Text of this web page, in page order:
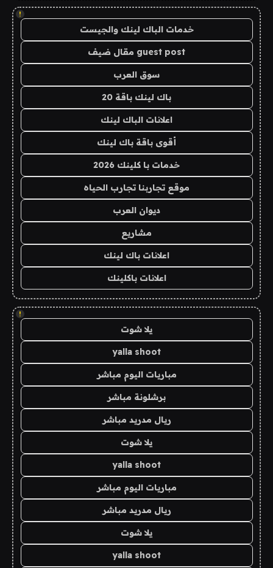
!
خدمات الباك لينك والجيست
guest post مقال ضيف
سوق العرب
باك لينك باقة 20
اعلانات الباك لينك
أقوى باقة باك لينك
خدمات با كلينك 2026
موقع تجاربنا تجارب الحياه
ديوان العرب
مشاريع
اعلانات باك لينك
اعلانات باكلينك
!
يلا شوت
yalla shoot
مباريات اليوم مباشر
برشلونة مباشر
ريال مدريد مباشر
يلا شوت
yalla shoot
مباريات اليوم مباشر
ريال مدريد مباشر
يلا شوت
yalla shoot